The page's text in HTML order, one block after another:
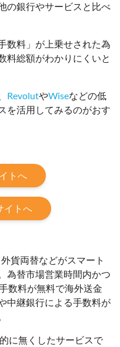
の銀行やサービスと比べ
数料」が上乗せされた為
料総額がわかりにくいと
RevolutやWiseなどの低
を活用してみるのがおす
トへ
イトへ
貨両替などがスマート
為替市場営業時間内かつ
数料が無料で海外送金
中継銀行による手数料が
に無くしたサービスで